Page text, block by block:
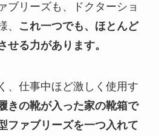
ブリーズも、ドクターショ
、
これ一つでも、ほとんど
せる力があります。
、仕事中ほど激しく使用す
きの靴が入った家の靴箱で
ファブリーズを一つ入れて